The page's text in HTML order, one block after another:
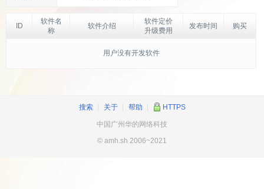
ID
软件名
称
软件介绍
软件定价
升级费用
发布时间 购买
用户没有开发软件
搜索┊ 关于┊ 帮助 HTTPS
中国广州华的网络科技
© amh.sh 2006~2021